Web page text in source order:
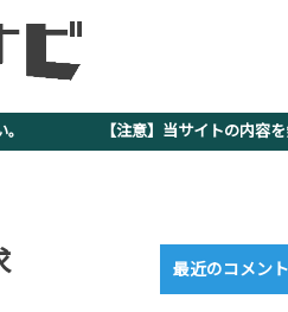
さい。 【注意】当サイトの内容を
最近のコメント